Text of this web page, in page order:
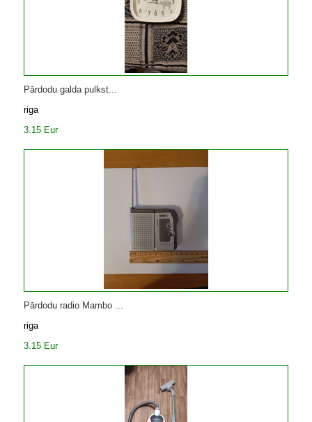
Pārdodu galda pulkst...
riga
3.15 Eur
Pārdodu radio Mambo ...
riga
3.15 Eur